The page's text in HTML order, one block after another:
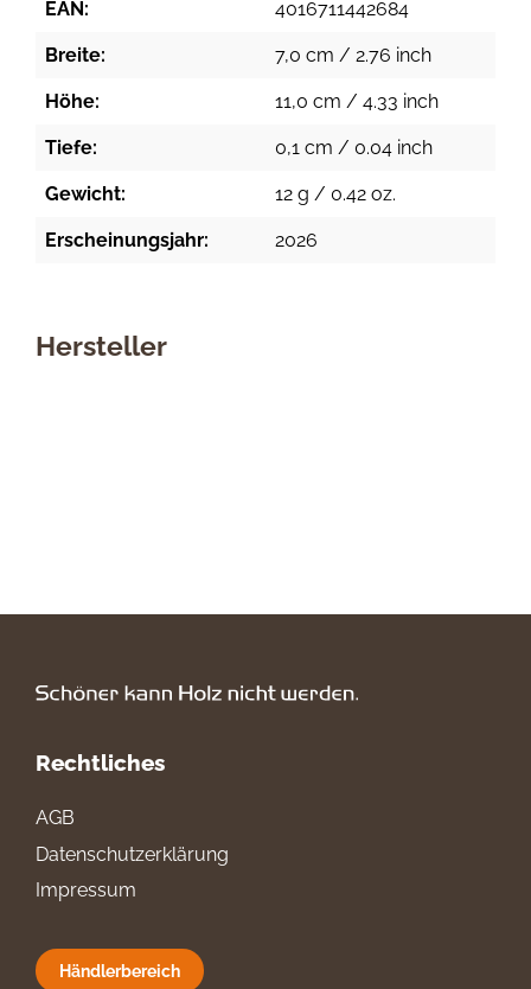
EAN: 4016711442684
Breite: 7,0 cm / 2.76 inch
Höhe: 11,0 cm / 4.33 inch
Tiefe: 0,1 cm / 0.04 inch
Gewicht: 12 g / 0.42 oz.
Erscheinungsjahr: 2026
Hersteller
Rechtliches
AGB
Datenschutzerklärung
Impressum
Händlerbereich